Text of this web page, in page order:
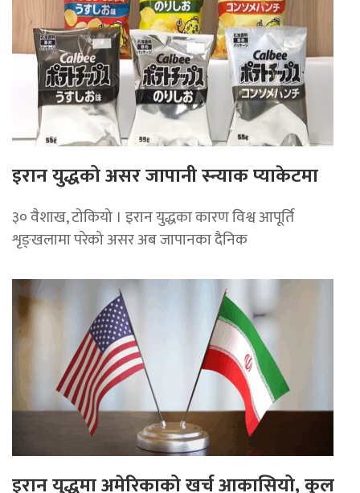
इरान युद्धको असर जापानी स्न्याक प्याकेटमा
३० वैशाख, टोकियो । इरान युद्धका कारण विश्व आपूर्ति
शृङ्खलामा परेको असर अब जापानका दैनिक
इरान युद्धमा अमेरिकाको खर्च आकासियो, कुल